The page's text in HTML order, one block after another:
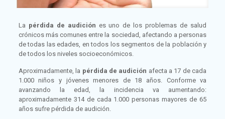
La pérdida de audición es uno de los problemas de salud
crónicos más comunes entre la sociedad, afectando a personas
de todas las edades, en todos los segmentos de la población y
de todos los niveles socioeconómicos.
Aproximadamente, la pérdida de audición afecta a 17 de cada
1.000 niños y jóvenes menores de 18 años. Conforme va
avanzando la edad, la incidencia va aumentando:
aproximadamente 314 de cada 1.000 personas mayores de 65
años sufre pérdida de audición.